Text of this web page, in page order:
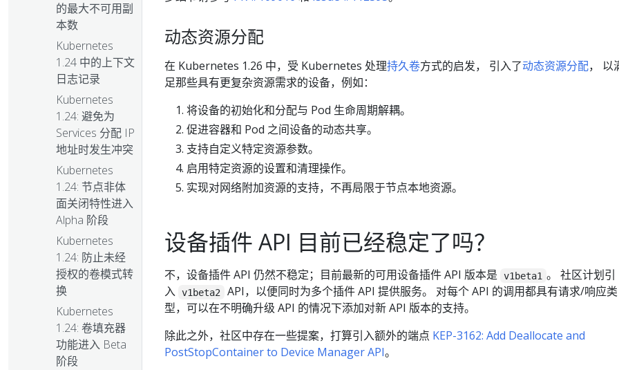
的最大不可用副
本数
Kubernetes
1.24 中的上下文
日志记录
Kubernetes
1.24: 避免为
Services 分配 IP
地址时发生冲突
Kubernetes
1.24: 节点非体
面关闭特性进入
Alpha 阶段
Kubernetes
1.24: 防止未经
授权的卷模式转
换
Kubernetes
1.24: 卷填充器
功能进入 Beta
阶段
动态资源分配
在 Kubernetes 1.26 中，受 Kubernetes 处理持久卷方式的启发， 引入了动态资源分配， 以
足那些具有更复杂资源需求的设备，例如：
将设备的初始化和分配与 Pod 生命周期解耦。
促进容器和 Pod 之间设备的动态共享。
支持自定义特定资源参数。
启用特定资源的设置和清理操作。
实现对网络附加资源的支持，不再局限于节点本地资源。
设备插件 API 目前已经稳定了吗？
不，设备插件 API 仍然不稳定；目前最新的可用设备插件 API 版本是 v1beta1 。 社区计划引
入 v1beta2
API，以便同时为多个插件 API 提供服务。 对每个 API 的调用都具有请求/响应类
型，可以在不明确升级 API 的情况下添加对新 API 版本的支持。
除此之外，社区中存在一些提案，打算引入额外的端点 KEP-3162: Add Deallocate and
PostStopContainer to Device Manager API。